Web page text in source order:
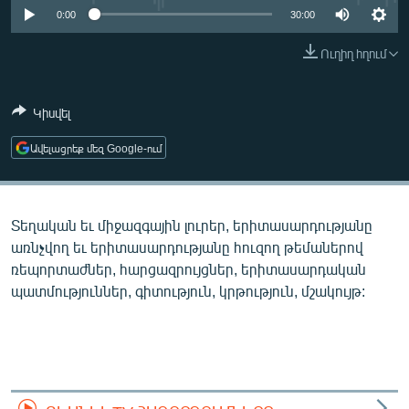
ՄԻՋԱԶԳԱՅԻՆ
ՄԵԿՆԱԲԱՆՈՒԹՅՈՒՆ
ՏՏ ԵՒ ԻՆՏԵՐՆԵՏ
ԿՈՐՈՆԱՎԻՐՈՒՍ
ՏԵՍԱՆՅՈՒԹԵՐ
ԲԱՆԱՎԵՃ
Հայերեն
0:00 30:00
Ուղիղ հղում
Կիսվել
Ավելացրեք մեզ Google-ում
Տեղական եւ միջազգային լուրեր, երիտասարդությանը
առնչվող եւ երիտասարդությանը հուզող թեմաներով
ռեպորտաժներ, հարցազրույցներ, երիտասարդական
պատմություններ, գիտություն, կրթություն, մշակույթ: